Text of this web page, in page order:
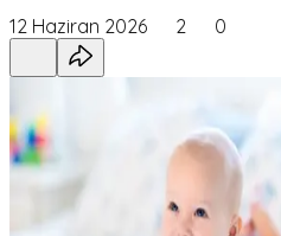
12 Haziran 2026 2 0